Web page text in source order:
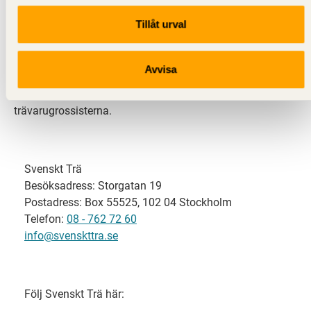
Tillåt urval
Avvisa
Svenskt Trä representerar svensk sågverksindustri
och är en del av branschorganisationen
svensk limträ-, KL-trä- och förpackningsindustri samt
trävarugrossisterna.
Svenskt Trä
Besöksadress: Storgatan 19
Postadress: Box 55525, 102 04 Stockholm
Telefon: 08 - 762 72 60
info@svenskttra.se
Följ Svenskt Trä här: